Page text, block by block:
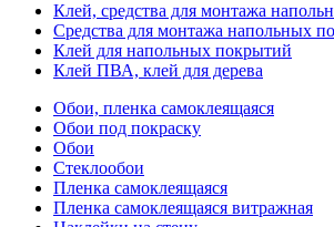
Клей, средства для монтажа
Средства для монтажа напольных
Клей для напольных покрытий
Клей ПВА, клей для дерева
Обои, пленка самоклеящаяся
Обои под покраску
Обои
Стеклообои
Пленка самоклеящаяся
Пленка самоклеящаяся витражная